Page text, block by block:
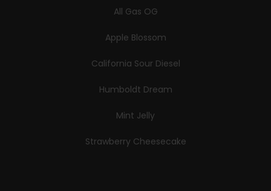
All Gas OG
Apple Blossom
California Sour Diesel
Humboldt Dream
Mint Jelly
Strawberry Cheesecake